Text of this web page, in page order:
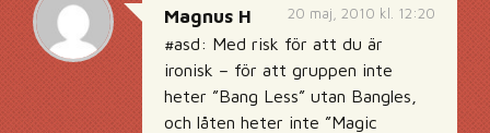
20 maj, 2010 kl. 12:20
Magnus H
#asd: Med risk för att du är
ironisk – för att gruppen inte
heter ”Bang Less” utan Bangles,
och låten heter inte ”Magic